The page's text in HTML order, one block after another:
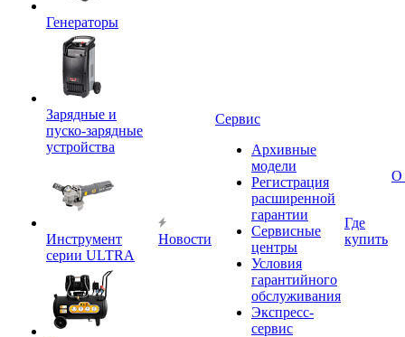
Генераторы
Зарядные и
пуско-зарядные
устройства
Инструмент
серии ULTRA
Новости
Сервис
Архивные
модели
Регистрация
расширенной
гарантии
Сервисные
центры
Условия
гарантийного
обслуживания
Экспресс-
сервис
Где
купить
О